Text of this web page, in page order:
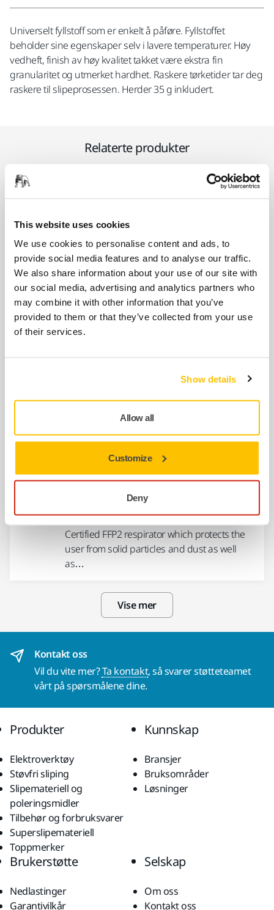
This website uses cookies
We use cookies to personalise content and ads, to
provide social media features and to analyse our traffic.
We also share information about your use of our site with
our social media, advertising and analytics partners who
may combine it with other information that you’ve
provided to them or that they’ve collected from your use
of their services.
Show details
Allow all
Customize
Deny
Universelt fyllstoff som er enkelt å påføre. Fyllstoffet
beholder sine egenskaper selv i lavere temperaturer. Høy
vedheft, finish av høy kvalitet takket være ekstra fin
granularitet og utmerket hardhet. Raskere tørketider tar deg
raskere til slipeprosessen. Herder 35 g inkludert.
Relaterte produkter
Metal spreaders for applying putty and filler.
Available in four widths: 50 mm, 80 mm,…
BRUK SAMMEN
Mirka Plastic Spreader Set
Plastspredere for påføring av kitt og
fyllmasse. Tilgjengelig i tre forskjellige
professionals, made from silicone- and lint-
free polyester.
FFP2 Carbon Nanofiber Mask
Certified FFP2 respirator which protects the
user from solid particles and dust as well
as…
Vise mer
Kontakt oss
Vil du vite mer?Ta kontakt, så svarer støtteteamet
vårt på spørsmålene dine.
Produkter
Elektroverktøy
Støvfri sliping
Slipemateriell og
poleringsmidler
Tilbehør og forbruksvarer
Superslipemateriell
Toppmerker
Kunnskap
Bransjer
Bruksområder
Løsninger
Brukerstøtte
Nedlastinger
Garantivilkår
Selskap
Om oss
Kontakt oss